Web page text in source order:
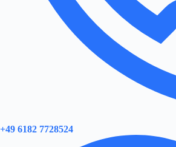
+49 6182 7728524